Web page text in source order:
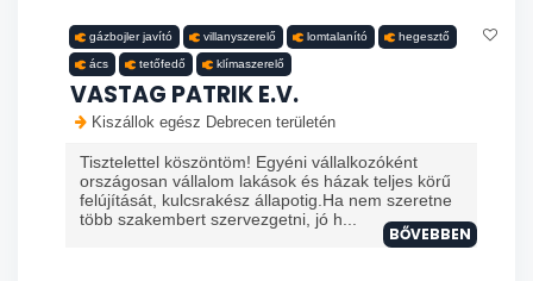
gázbojler javító villanyszerelő lomtalanító hegesztő
ács tetőfedő klímaszerelő
VASTAG PATRIK E.V.
Kiszállok egész Debrecen területén
Tisztelettel köszöntöm! Egyéni vállalkozóként
országosan vállalom lakások és házak teljes körű
felújítását, kulcsrakész állapotig.Ha nem szeretne
több szakembert szervezgetni, jó h...
BŐVEBBEN